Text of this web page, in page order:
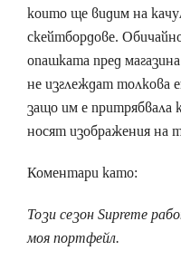
които ще видим на
скейтбордове.
опашката пред
не изглеждат толкова
защо им е притрябвала
носят изображения на
Коментари като:
Този сезон Supreme
моя портфейл.